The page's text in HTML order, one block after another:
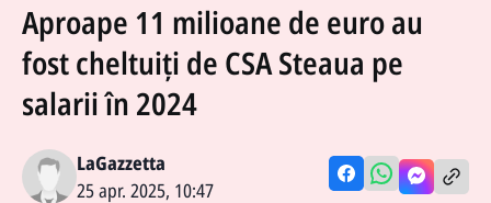
Aproape 11 milioane de euro au
fost cheltuiți de CSA Steaua pe
salarii în 2024
LaGazzetta
25 apr. 2025, 10:47